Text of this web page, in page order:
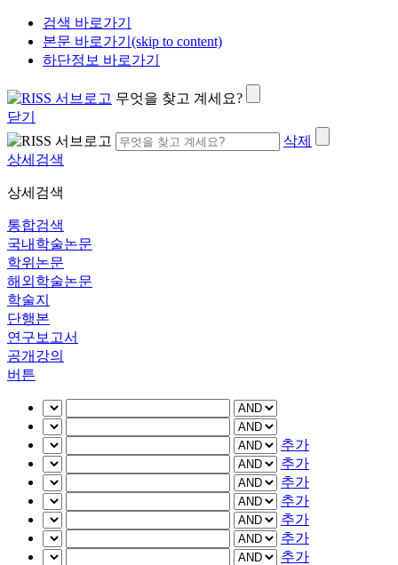
검색 바로가기
본문 바로가기(skip to content)
하단정보 바로가기
무엇을 찾고 계세요?
닫기
삭제
상세검색
상세검색
통합검색
국내학술논문
학위논문
해외학술논문
학술지
단행본
연구보고서
공개강의
버튼
추가
추가
추가
추가
추가
추가
추가